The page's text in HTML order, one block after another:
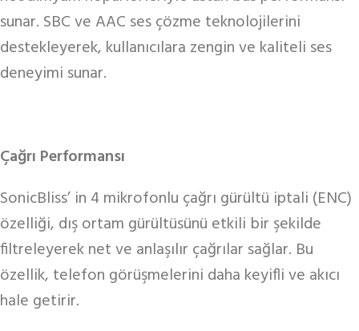
sunar. SBC ve AAC ses çözme teknolojilerini
destekleyerek, kullanıcılara zengin ve kaliteli ses
deneyimi sunar.
Çağrı Performansı
SonicBliss’ in 4 mikrofonlu çağrı gürültü iptali (ENC)
özelliği, dış ortam gürültüsünü etkili bir şekilde
filtreleyerek net ve anlaşılır çağrılar sağlar. Bu
özellik, telefon görüşmelerini daha keyifli ve akıcı
hale getirir.